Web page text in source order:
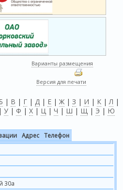
Варианты размещения
Версия для печати
| В | Г | Д | Е | Ж | З | И | К |Л |
| У | Ф | Х | Ц | Ч | Ш | Щ | Э | Ю
Адрес
Телефон
30а